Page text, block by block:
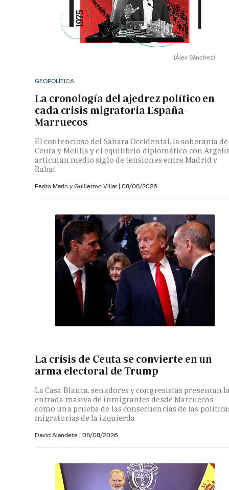
(Álex Sánchez)
GEOPOLÍTICA
La cronología del ajedrez político en
cada crisis migratoria España-
Marruecos
El contencioso del Sáhara Occidental, la soberanía de
Ceuta y Melilla y el equilibrio diplomático con
articulan medio siglo de tensiones entre Madrid y
Rabat
Pedro Marín y Guillermo Villar | 08/08/2026
La crisis de Ceuta se convierte en un
arma electoral de Trump
La Casa Blanca, senadores y congresistas presentan
entrada masiva de inmigrantes desde Marruecos
como una prueba de las consecuencias de las
migratorias de la izquierda
David Alandete | 08/08/2026